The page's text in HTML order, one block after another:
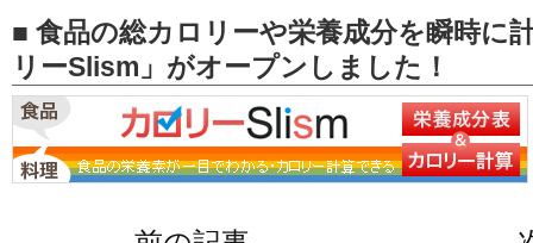
■ 食品の総カロリーや栄養成分を瞬時に
リーSlism」がオープンしました！